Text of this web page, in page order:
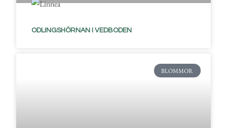
ODLINGSHÖRNAN I VEDBODEN
BLOMMOR